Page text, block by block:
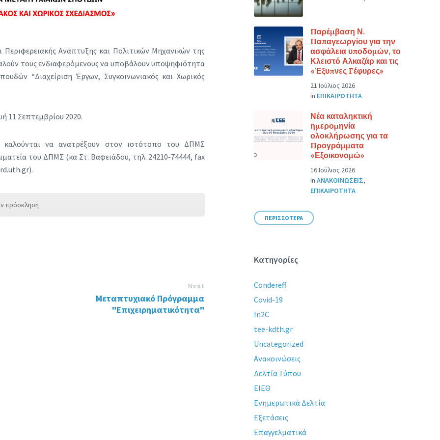
Ανάπτυξης και Πολιτικών Μηχανικών της
τους ενδιαφερόμενους να υποβάλουν υποψηφιότητα
“Διαχείριση Έργων, Συγκοινωνιακός και Χωρικός
11 Σεπτεμβρίου 2020.
καλούνται να ανατρέξουν στον ιστότοπο του ΔΠΜΣ
του ΔΠΜΣ (κα Στ. Βαφειάδου, τηλ. 24210-74444, fax
πρόσκληση
Next
Μεταπτυχιακό Πρόγραμμα
"Επιχειρηματικότητα"
Παρέμβαση Ν.
Παπαγεωργίου για την
ασφάλεια υποδομών, το
Κλειστό Αλκαζάρ και τις
«Έξυπνες Γέφυρες»
21 Ιούλιος 2026
in ΕΠΙΚΑΙΡΟΤΗΤΑ
Νέα καταληκτική
ημερομηνία
ολοκλήρωσης για τα
Προγράμματα
«Εξοικονομώ»
16 Ιούλιος 2026
inΑΝΑΚΟΙΝΩΣΕΙΣ,
ΕΠΙΚΑΙΡΟΤΗΤΑ
ΠΕΡΙΣΣΟΤΕΡΑ
Κατηγορίες
Condereff
Covid-19
In2C
tee-kdth.gr
Uncategorized
Ανακοινώσεις
Δελτία Τύπου
ΕΙΕΘ
Ενημερωτικά Δελτία
Εξετάσεις
Επαγγελματικά